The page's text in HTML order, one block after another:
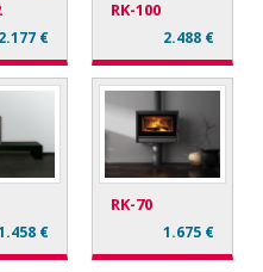
2.177 €
RK-100
2.488 €
€
RK-70
1.675 €